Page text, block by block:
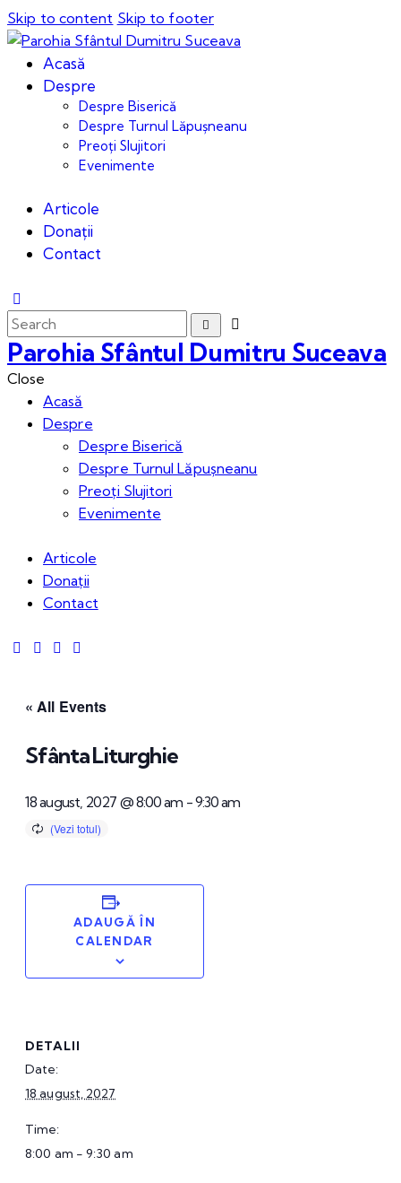
Skip to content Skip to footer
Acasă
Despre
Despre Biserică
Despre Turnul Lăpușneanu
Preoți Slujitori
Evenimente
Articole
Donații
Contact
Parohia Sfântul Dumitru Suceava
Close
Acasă
Despre
Despre Biserică
Despre Turnul Lăpușneanu
Preoți Slujitori
Evenimente
Articole
Donații
Contact
« All Events
Sfânta Liturghie
18 august, 2027 @ 8:00 am -9:30 am
ADAUGĂ ÎN
CALENDAR
DETALII
Date:
18 august, 2027
Time:
8:00 am - 9:30 am